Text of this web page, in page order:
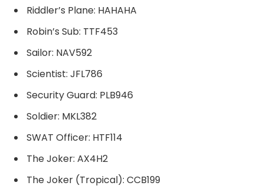
Riddler’s Plane: HAHAHA
Robin’s Sub: TTF453
Sailor: NAV592
Scientist: JFL786
Security Guard: PLB946
Soldier: MKL382
SWAT Officer: HTF114
The Joker: AX4H2
The Joker (Tropical): CCB199